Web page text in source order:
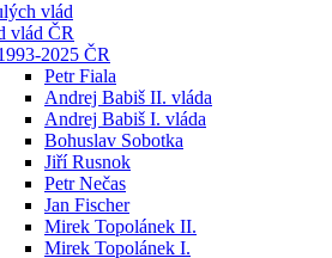
vlád
vlád ČR
2025 ČR
Petr Fiala
Andrej Babiš II. vláda
Andrej Babiš I. vláda
Bohuslav Sobotka
Jiří Rusnok
Petr Nečas
Jan Fischer
Mirek Topolánek II.
Mirek Topolánek I.